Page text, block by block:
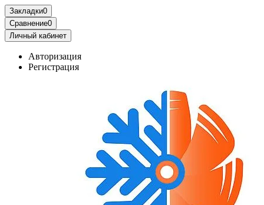
Закладки0
Сравнение0
Личный кабинет
Авторизация
Регистрация